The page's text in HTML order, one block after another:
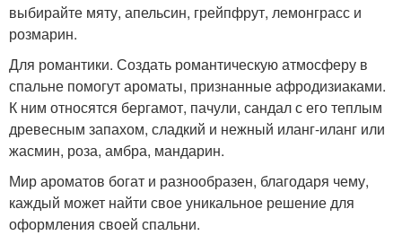
выбирайте мяту, апельсин, грейпфрут, лемонграсс и
розмарин.
Для романтики. Создать романтическую атмосферу в
спальне помогут ароматы, признанные афродизиаками.
К ним относятся бергамот, пачули, сандал с его теплым
древесным запахом, сладкий и нежный иланг-иланг или
жасмин, роза, амбра, мандарин.
Мир ароматов богат и разнообразен, благодаря чему,
каждый может найти свое уникальное решение для
оформления своей спальни.